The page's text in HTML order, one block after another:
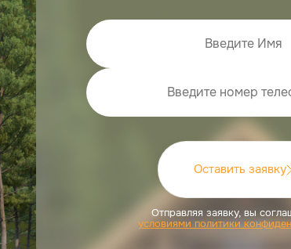
Оставить заявку
Отправляя заявку, вы
условиями политики